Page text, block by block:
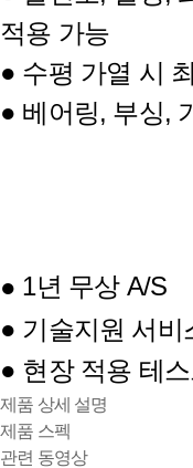
적용 가능
● 수평 가열 시
● 베어링, 부싱,
● 1년 무상 A/S
● 기술지원 서비
● 현장 적용 테
제품 상세 설명
제품 스펙
관련 동영상